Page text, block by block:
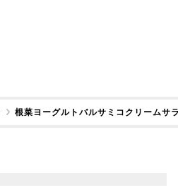
根菜ヨーグルトバルサミコクリームサ